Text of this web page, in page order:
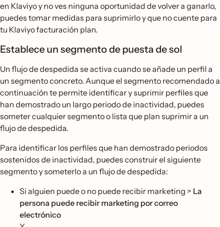
en Klaviyo y no ves ninguna oportunidad de volver a ganarlo,
puedes tomar medidas para suprimirlo y que no cuente para
tu Klaviyo facturación plan.
Establece un segmento de puesta de sol
Un flujo de despedida se activa cuando se añade un perfil a
un segmento concreto. Aunque el segmento recomendado a
continuación te permite identificar y suprimir perfiles que
han demostrado un largo periodo de inactividad, puedes
someter cualquier segmento o lista que plan suprimir a un
flujo de despedida.
Para identificar los perfiles que han demostrado periodos
sostenidos de inactividad, puedes construir el siguiente
segmento y someterlo a un flujo de despedida:
Si alguien puede o no puede recibir marketing > La
persona puede recibir marketing por correo
electrónico